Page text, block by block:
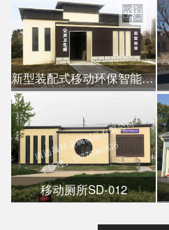
新型装配式移动环保智能公厕
移动厕所SD-012